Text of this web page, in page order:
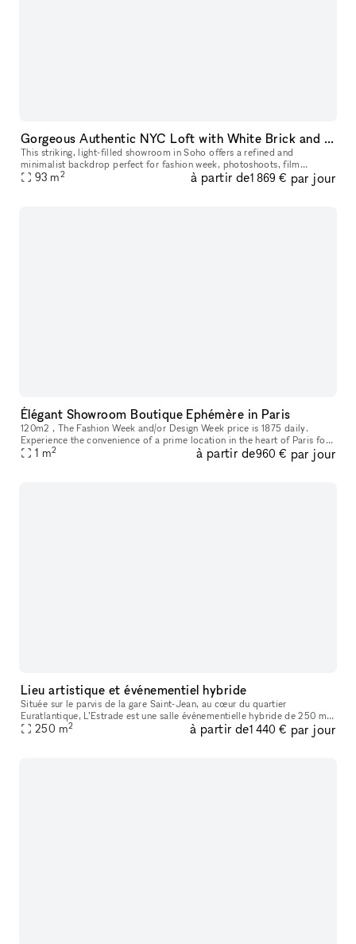
Gorgeous Authentic NYC Loft with White Brick and 15' Ceilings with Vinyl DJ Console
This striking, light-filled showroom in Soho offers a refined and
minimalist backdrop perfect for fashion week, photoshoots, film
productions, and creative projects. Set in a historic authentic New Y
93 m2 à partir de1 869 € par jour
Élégant Showroom Boutique Ephémère in Paris
120m2 , The Fashion Week and/or Design Week price is 1875 daily.
Experience the convenience of a prime location in the heart of Paris for
your showroom needs. This adaptable space is ideal for showca
1 m2 à partir de960 € par jour
Lieu artistique et événementiel hybride
Située sur le parvis de la gare Saint-Jean, au cœur du quartier
Euratlantique, L’Estrade est une salle événementielle hybride de 250 m²,
pensée pour accueillir tous types d’événements professionnels
250 m2 à partir de1 440 € par jour